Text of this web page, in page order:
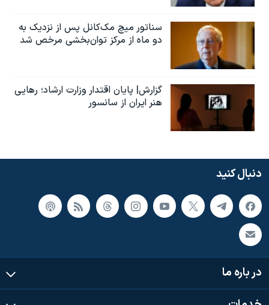
سناتور میچ مک‌کانل پس از نزدیک به
دو ماه از مرکز توان‌بخشی مرخص شد
گزارش| پایان اقتدار وزارت ارشاد؛ رهایی
هنر ایران از سانسور
دنبال کنید
در باره ما